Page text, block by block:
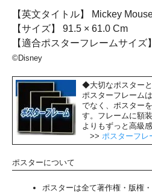
【英文タイトル】 Mickey
【サイズ】 91.5 × 61.0 Cm
【適合ポスターフレームサイズ
©Disney
◆大切なポスター
ポスターフレーム
でなく、ポスター
す。フレームに額
よりもずっと高級
>> ポスターフレ
ポスターについて
ポスターは全て著作権・版権